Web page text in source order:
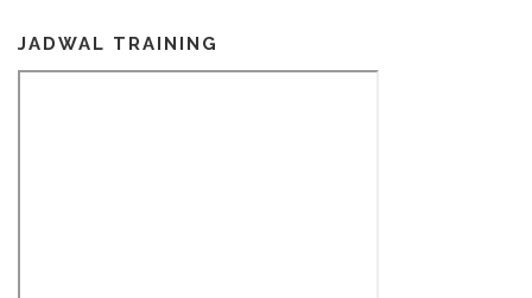
JADWAL TRAINING